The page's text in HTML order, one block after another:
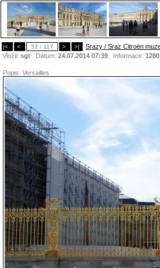
|< < 52 / 117 > >|
Srazy / Sraz Citroën
Vložil: sgt Dátum: 24.07.2014 07:39 Informace:
Popis: Versailles